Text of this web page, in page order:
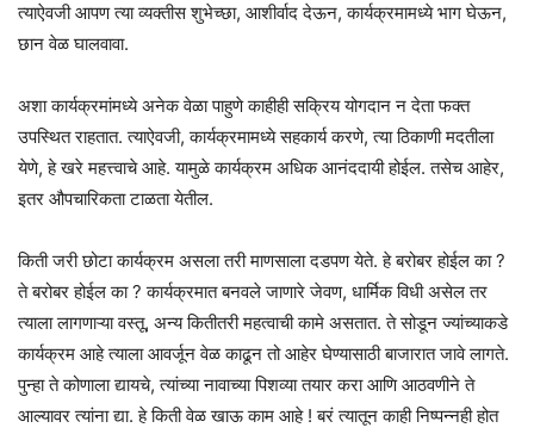
त्याऐवजी आपण त्या व्यक्तीस शुभेच्छा, आशीर्वाद देऊन, कार्यक्रमामध्ये भाग घेऊन,
छान वेळ घालवावा.
अशा कार्यक्रमांमध्ये अनेक वेळा पाहुणे काहीही सक्रिय योगदान न देता फक्त
उपस्थित राहतात. त्याऐवजी, कार्यक्रमामध्ये सहकार्य करणे, त्या ठिकाणी मदतीला
येणे, हे खरे महत्त्वाचे आहे. यामुळे कार्यक्रम अधिक आनंददायी होईल. तसेच आहेर,
इतर औपचारिकता टाळता येतील.
किती जरी छोटा कार्यक्रम असला तरी माणसाला दडपण येते. हे बरोबर होईल का ?
ते बरोबर होईल का ? कार्यक्रमात बनवले जाणारे जेवण, धार्मिक विधी असेल तर
त्याला लागणाऱ्या वस्तू, अन्य कितीतरी महत्वाची कामे असतात. ते सोडून ज्यांच्याकडे
कार्यक्रम आहे त्याला आवर्जून वेळ काढून तो आहेर घेण्यासाठी बाजारात जावे लागते.
पुन्हा ते कोणाला द्यायचे, त्यांच्या नावाच्या पिशव्या तयार करा आणि आठवणीने ते
आल्यावर त्यांना द्या. हे किती वेळ खाऊ काम आहे ! बरं त्यातून काही निष्पन्नही होत